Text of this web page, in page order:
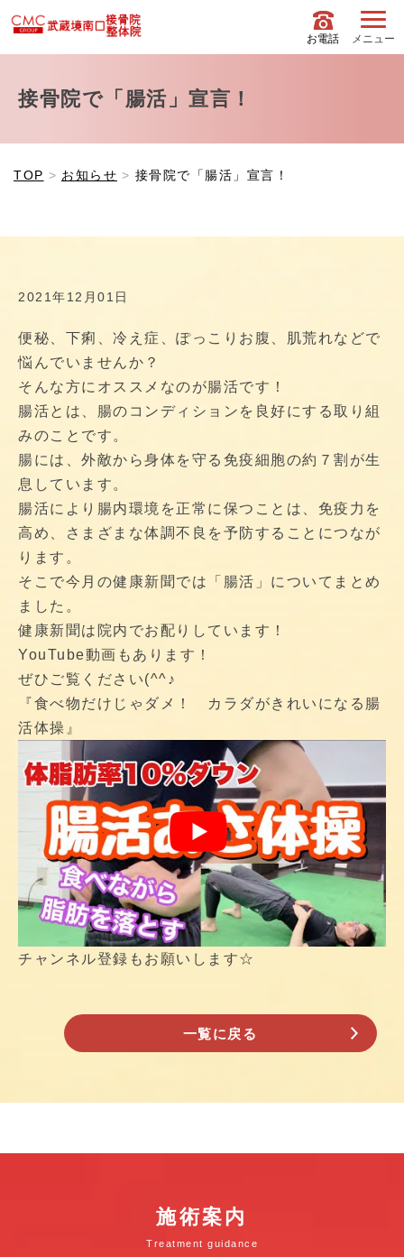
お電話 メニュー
接骨院で「腸活」宣言！
TOP お知らせ 接骨院で「腸活」宣言！
2021年12月01日
便秘、下痢、冷え症、ぽっこりお腹、肌荒れなどで
悩んでいませんか？
そんな方にオススメなのが腸活です！
腸活とは、腸のコンディションを良好にする取り組
みのことです。
腸には、外敵から身体を守る免疫細胞の約７割が生
息しています。
腸活により腸内環境を正常に保つことは、免疫力を
高め、さまざまな体調不良を予防することにつなが
ります。
そこで今月の健康新聞では「腸活」についてまとめ
ました。
健康新聞は院内でお配りしています！
YouTube動画もあります！
ぜひご覧ください(^^♪
『食べ物だけじゃダメ！ カラダがきれいになる腸
活体操』
チャンネル登録もお願いします☆
一覧に戻る
施術案内
Treatment guidance